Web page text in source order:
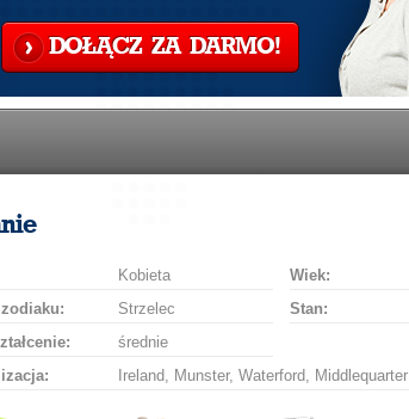
DOŁĄCZ ZA DARMO!
Kobieta Wiek:
Strzelec Stan:
średnie
Ireland, Munster, Waterford, Middlequarter